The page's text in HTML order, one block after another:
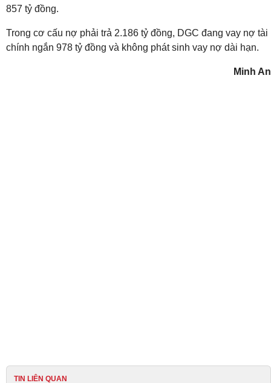
857 tỷ đồng.
Trong cơ cấu nợ phải trả 2.186 tỷ đồng, DGC đang vay nợ tài
chính ngắn 978 tỷ đồng và không phát sinh vay nợ dài hạn.
Minh An
TIN LIÊN QUAN